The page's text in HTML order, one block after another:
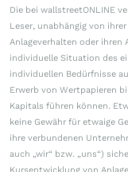
Die bei wallstreetONLINE
Leser, unabhängig von
Anlageverhalten oder ihren
individuelle Situation des
individuellen Bedürfnisse
Erwerb von Wertpapieren
Kapitals führen können.
keine Gewähr für etwaige
ihre verbundenen
auch „wir“ bzw. „uns“)